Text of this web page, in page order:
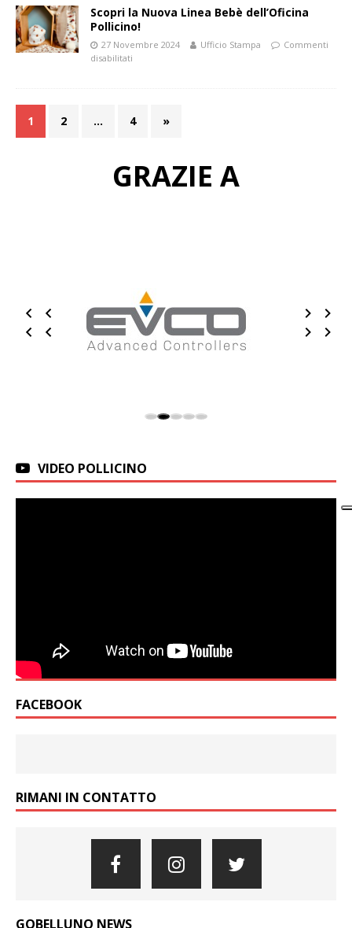
Scopri la Nuova Linea Bebè dell’Oficina
Pollicino!
27 Novembre 2024 Ufficio Stampa
Commenti
disabilitati
1 2 … 4 »
GRAZIE A
VIDEO POLLICINO
FACEBOOK
RIMANI IN CONTATTO
GOBELLUNO NEWS